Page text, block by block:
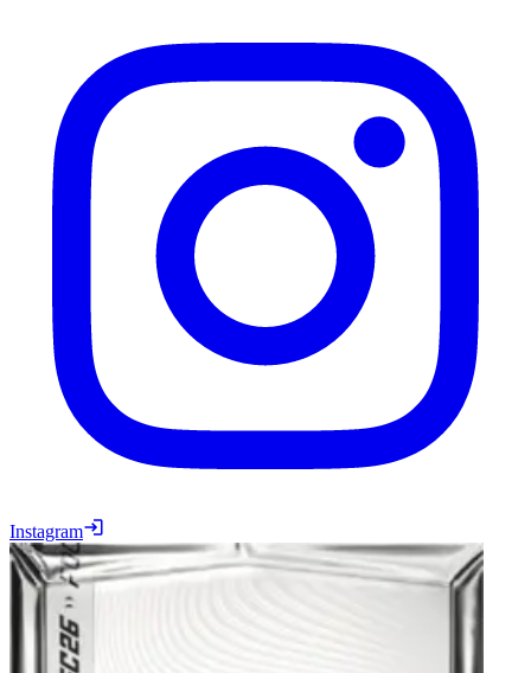
Instagram